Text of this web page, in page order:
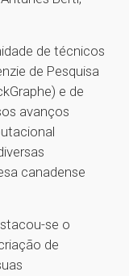
de técnicos
de Pesquisa
e de
avanços
canadense
se o
de